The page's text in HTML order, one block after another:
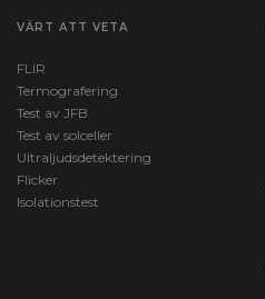
VÄRT ATT VETA
FLIR
Termografering
Test av JFB
Test av solceller
Ultraljudsdetektering
Flicker
Isolationstest